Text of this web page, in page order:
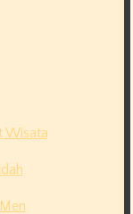
Wisata